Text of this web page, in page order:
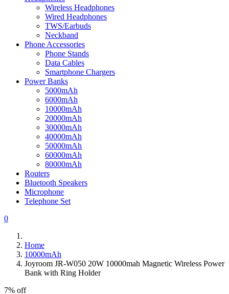
Wireless Headphones
Wired Headphones
TWS/Earbuds
Neckband
Phone Accessories
Phone Stands
Data Cables
Smartphone Chargers
Power Banks
5000mAh
6000mAh
10000mAh
20000mAh
30000mAh
40000mAh
50000mAh
60000mAh
80000mAh
Routers
Bluetooth Speakers
Microphone
Telephone Set
0
Home
10000mAh
Joyroom JR-W050 20W 10000mah Magnetic Wireless Power
Bank with Ring Holder
7% off